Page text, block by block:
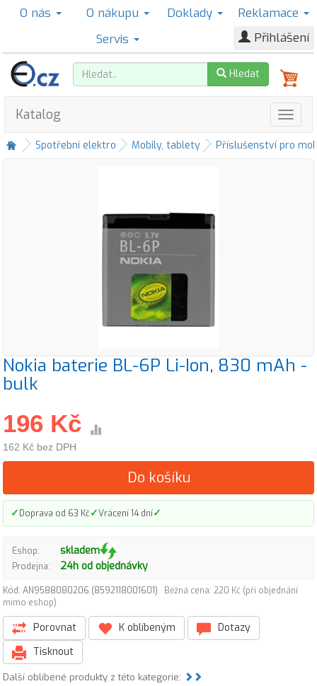
O nás O nákupu Doklady
Reklamace
Servis
Přihlášení
Hledat
Katalog
Spotřební elektro Mobily, tablety Příslušenství pro
Nokia baterie BL-6P Li-Ion, 830 mAh -
bulk
196 Kč
162 Kč bez DPH
Do košíku
✓Doprava od 63 Kč✓Vrácení 14 dní✓
Eshop: skladem
Prodejna: 24h od objednávky
Kód: AN9588080206 (8592118001601)
Běžná cena: 220 Kč (při objednání
mimo eshop)
Porovnat K oblíbeným
Dotazy
Tisknout
Další oblíbené produkty z této kategorie: